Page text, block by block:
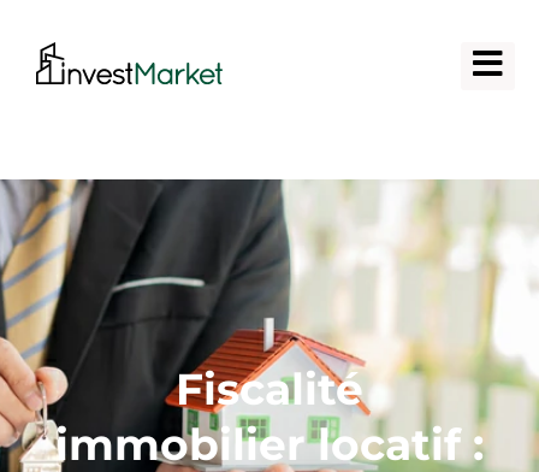
Fiscalité
immobilier locatif :